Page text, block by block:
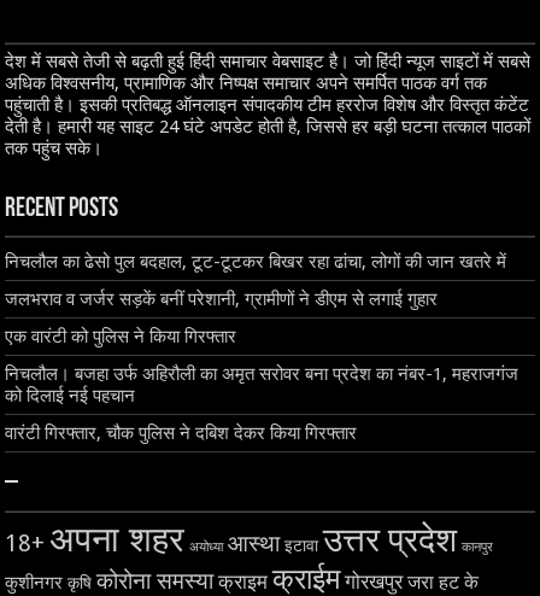
देश में सबसे तेजी से बढ़ती हुई हिंदी समाचार वेबसाइट है। जो हिंदी न्यूज साइटों में सबसे
अधिक विश्वसनीय, प्रामाणिक और निष्पक्ष समाचार अपने समर्पित पाठक वर्ग तक
पहुंचाती है। इसकी प्रतिबद्ध ऑनलाइन संपादकीय टीम हररोज विशेष और विस्तृत कंटेंट
देती है। हमारी यह साइट 24 घंटे अपडेट होती है, जिससे हर बड़ी घटना तत्काल पाठकों
तक पहुंच सके।
Recent Posts
निचलौल का ढेसो पुल बदहाल, टूट-टूटकर बिखर रहा ढांचा, लोगों की जान खतरे में
जलभराव व जर्जर सड़कें बनीं परेशानी, ग्रामीणों ने डीएम से लगाई गुहार
एक वारंटी को पुलिस ने किया गिरफ्तार
निचलौल। बजहा उर्फ अहिरौली का अमृत सरोवर बना प्रदेश का नंबर-1, महराजगंज
को दिलाई नई पहचान
वारंटी गिरफ्तार, चौक पुलिस ने दबिश देकर किया गिरफ्तार
–
18+ अपना शहर अयोध्या आस्था इटावा उत्तर प्रदेश कानपुर
कुशीनगर कृषि कोरोना समस्या क्राइम क्राईम गोरखपुर जरा हट के